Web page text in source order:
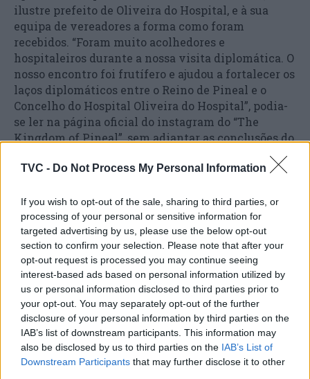
TVC - Do Not Process My Personal Information
If you wish to opt-out of the sale, sharing to third parties, or
processing of your personal or sensitive information for
targeted advertising by us, please use the below opt-out
section to confirm your selection. Please note that after your
opt-out request is processed you may continue seeing
interest-based ads based on personal information utilized by
us or personal information disclosed to third parties prior to
your opt-out. You may separately opt-out of the further
disclosure of your personal information by third parties on the
IAB’s list of downstream participants. This information may
also be disclosed by us to third parties on the IAB’s List of
Downstream Participants that may further disclose it to other
ilustre prefeito de Oliveira do Hospital, e à sua
equipa de vereadores a forma como foram
recebidos. “Foram muito acolhedores e
hospitaleiros durante a nossa visita diplomática. O
nosso encontro foi frutífero e ajudou a fortalecer os
laços diplomáticos entre o Reino de Pineal e o
Concelho do Hospital Oliveira do Hospital”, podia-
se ler na página oficial do instagram do “The
Kingdom of Pineal”, sem adiantar as conclusões do
desenvolver uma “união e parceria frutífera”. O
vereadores da coligação PSD/CDS-PP que não
entendem como foi possível realizar o encontro no
salão nobre e de forma algo estranha.
“Não entendo como não há intervenção das
autoridades. Eles, na maior parte, estão
clandestinos”, acusava na altura Eddy Hermus,
assegurando que grande parte dos elementos
daquela sociedade são provenientes de fora da
Comunidade Europeia, logo devem estar ilegais. As